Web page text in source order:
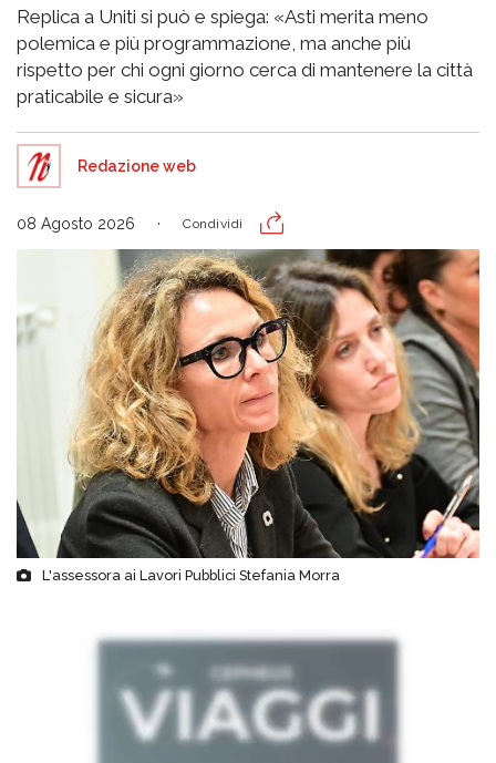
Replica a Uniti si può e spiega: «Asti merita meno
polemica e più programmazione, ma anche più
rispetto per chi ogni giorno cerca di mantenere la città
praticabile e sicura»
Redazione web
08 Agosto 2026 Condividi
L'assessora ai Lavori Pubblici Stefania Morra